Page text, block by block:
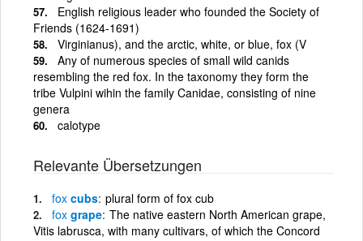
English religious leader who founded the Society of
Friends (1624-1691)
Virginianus), and the arctic, white, or blue, fox (V
Any of numerous species of small wild canids
resembling the red fox. In the taxonomy they form the
tribe Vulpini wihin the family Canidae, consisting of nine
genera
calotype
Relevante Übersetzungen
fox cubs plural form of fox cub
fox grape The native eastern North American grape,
Vitis labrusca, with many cultivars, of which the Concord